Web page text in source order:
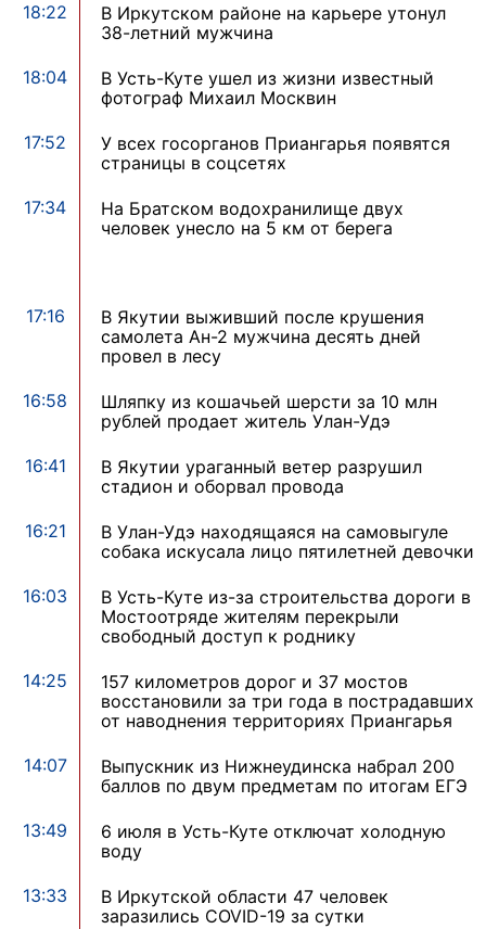
18:22
В Иркутском районе на карьере утонул
38-летний мужчина
18:04
В Усть-Куте ушел из жизни известный
фотограф Михаил Москвин
17:52
У всех госорганов Приангарья появятся
страницы в соцсетях
17:34
На Братском водохранилище двух
человек унесло на 5 км от берега
17:16
В Якутии выживший после крушения
самолета Ан-2 мужчина десять дней
провел в лесу
16:58
Шляпку из кошачьей шерсти за 10 млн
рублей продает житель Улан-Удэ
16:41
В Якутии ураганный ветер разрушил
стадион и оборвал провода
16:21
В Улан-Удэ находящаяся на самовыгуле
собака искусала лицо пятилетней девочки
16:03
В Усть-Куте из-за строительства дороги в
Мостоотряде жителям перекрыли
свободный доступ к роднику
14:25
157 километров дорог и 37 мостов
восстановили за три года в пострадавших
от наводнения территориях Приангарья
14:07
Выпускник из Нижнеудинска набрал 200
баллов по двум предметам по итогам ЕГЭ
13:49
6 июля в Усть-Куте отключат холодную
воду
13:33
В Иркутской области 47 человек
заразились COVID-19 за сутки